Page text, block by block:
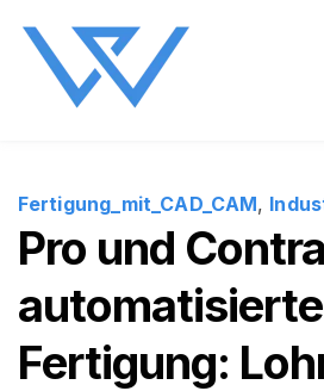
Blog
Über WeSt
Fertigung_mit_CAD_CAM,
Pro und Contra
automatisierte
Fertigung: